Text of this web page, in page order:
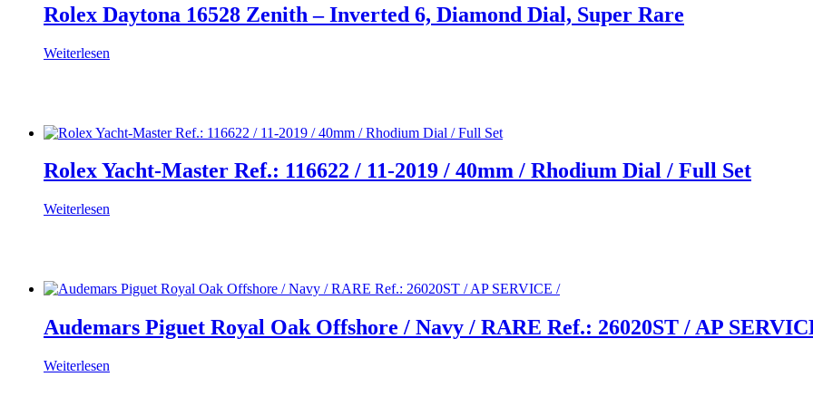
Rolex Daytona 16528 Zenith – Inverted 6, Diamond Dial, Super Rare
Weiterlesen
Rolex Yacht-Master Ref.: 116622 / 11-2019 / 40mm / Rhodium Dial / Full Set
Weiterlesen
Audemars Piguet Royal Oak Offshore / Navy / RARE Ref.: 26020ST / AP
Weiterlesen